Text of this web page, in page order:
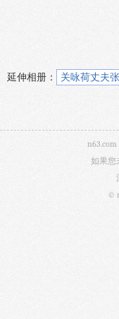
延伸相册： 关咏荷丈夫
如果您
©